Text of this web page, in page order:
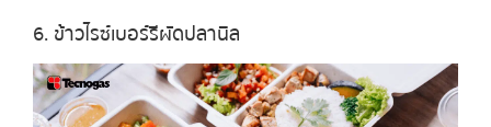
6. ข้าวไรซ์เบอร์รีผัดปลานิล